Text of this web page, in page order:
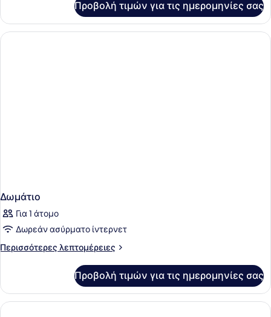
Προβολή τιμών για τις ημερομηνίες σας
Δωμάτιο
Για 1 άτομο
Δωρεάν ασύρματο ίντερνετ
Περισσότερες λεπτομέρειες
Περισσότερες
Προβολή τιμών για τις ημερομηνίες σας